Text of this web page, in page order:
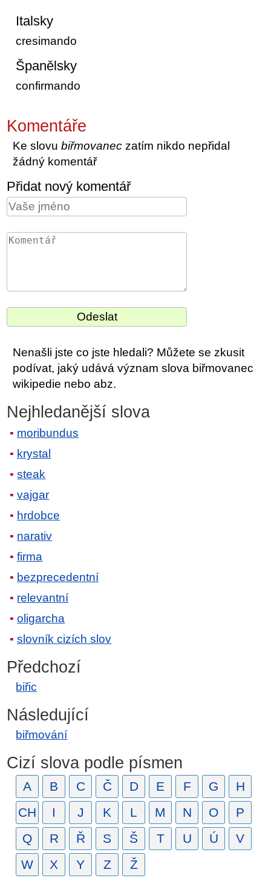
Italsky
cresimando
Španělsky
confirmando
Komentáře
Ke slovubiřmovanec zatím nikdo nepřidal
žádný komentář
Přidat nový komentář
Nenašli jste co jste hledali? Můžete se zkusit
podívat, jaký udává význam slova biřmovanec
wikipedie nebo abz.
Nejhledanější slova
moribundus
krystal
steak
vajgar
hrdobce
narativ
firma
bezprecedentní
relevantní
oligarcha
slovník cizích slov
Předchozí
biřic
Následující
biřmování
Cizí slova podle písmen
A B C Č D E F G
H
CH
I J K L M N O
P
Q
R Ř S Š T U Ú
V
W
X Y Z Ž